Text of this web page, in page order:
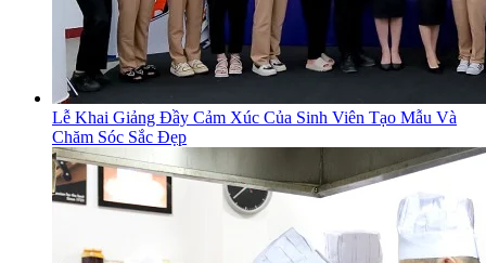
Lễ Khai Giảng Đầy Cảm Xúc Của Sinh Viên Tạo Mẫu Và
Chăm Sóc Sắc Đẹp